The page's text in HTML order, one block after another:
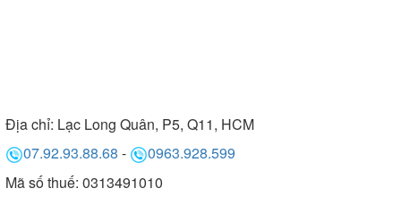
Địa chỉ: Lạc Long Quân, P5, Q11, HCM
07.92.93.88.68 -
0963.928.599
Mã số thuế: 0313491010